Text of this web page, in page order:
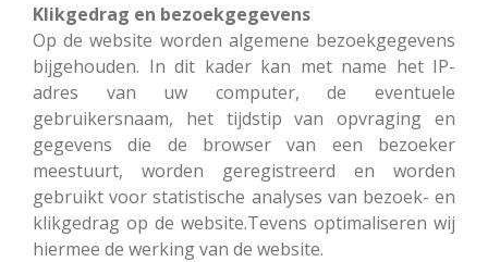
Klikgedrag en bezoekgegevens
Op de website worden algemene bezoekgegevens
bijgehouden. In dit kader kan met name het IP-
adres van uw computer, de eventuele
gebruikersnaam, het tijdstip van opvraging en
gegevens die de browser van een bezoeker
meestuurt, worden geregistreerd en worden
gebruikt voor statistische analyses van bezoek- en
klikgedrag op de website.Tevens optimaliseren wij
hiermee de werking van de website.